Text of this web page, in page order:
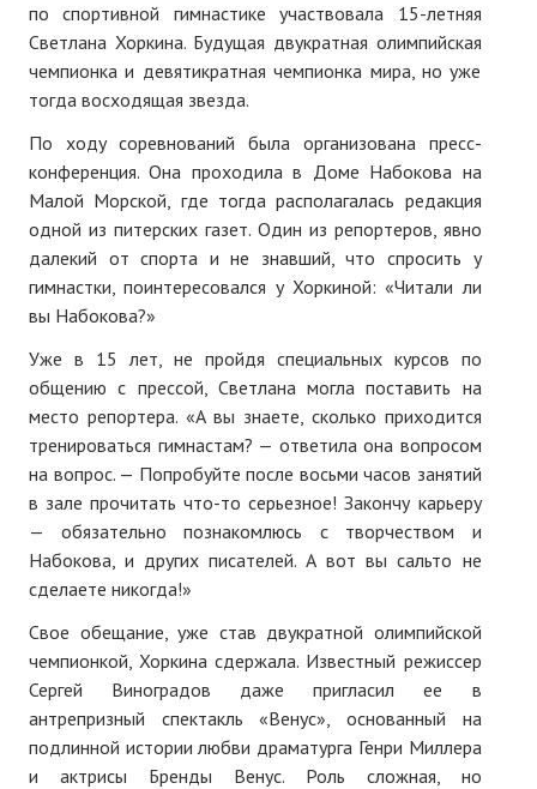
по спортивной гимнастике участвовала 15-летняя
Светлана Хоркина. Будущая двукратная олимпийская
чемпионка и девятикратная чемпионка мира, но уже
тогда восходящая звезда.
По ходу соревнований была организована пресс-
конференция. Она проходила в Доме Набокова на
Малой Морской, где тогда располагалась редакция
одной из питерских газет. Один из репортеров, явно
далекий от спорта и не знавший, что спросить у
гимнастки, поинтересовался у Хоркиной: «Читали ли
вы Набокова?»
Уже в 15 лет, не пройдя специальных курсов по
общению с прессой, Светлана могла поставить на
место репортера. «А вы знаете, сколько приходится
тренироваться гимнастам? — ответила она вопросом
на вопрос. — Попробуйте после восьми часов занятий
в зале прочитать что-то серьезное! Закончу карьеру
— обязательно познакомлюсь с творчеством и
Набокова, и других писателей. А вот вы сальто не
сделаете никогда!»
Свое обещание, уже став двукратной олимпийской
чемпионкой, Хоркина сдержала. Известный режиссер
Сергей Виноградов даже пригласил ее в
антрепризный спектакль «Венус», основанный на
подлинной истории любви драматурга Генри Миллера
и актрисы Бренды Венус. Роль сложная, но